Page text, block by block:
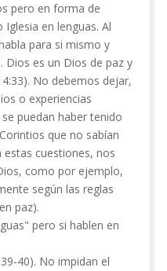
pero en forma de
en lenguas. Al
para si mismo y
Dios es un Dios de paz y
No debemos dejar,
o experiencias
puedan haber tenido
que no sabían
cuestiones, nos
como por ejemplo,
según las reglas
paz).
pero si hablen en
40). No impidan el